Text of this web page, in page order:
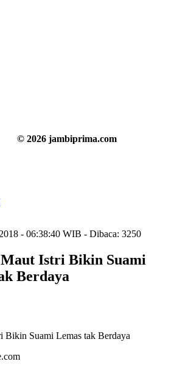
© 2026 jambiprima.com
- 06:38:40 WIB - Dibaca: 3250
Maut Istri Bikin Suami
Berdaya